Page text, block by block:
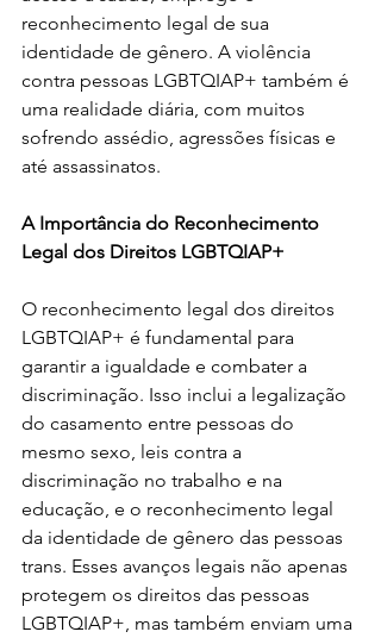
reconhecimento legal de sua
identidade de gênero. A violência
contra pessoas LGBTQIAP+ também é
uma realidade diária, com muitos
sofrendo assédio, agressões físicas e
até assassinatos.
A Importância do Reconhecimento
Legal dos Direitos LGBTQIAP+
O reconhecimento legal dos direitos
LGBTQIAP+ é fundamental para
garantir a igualdade e combater a
discriminação. Isso inclui a legalização
do casamento entre pessoas do
mesmo sexo, leis contra a
discriminação no trabalho e na
educação, e o reconhecimento legal
da identidade de gênero das pessoas
trans. Esses avanços legais não apenas
protegem os direitos das pessoas
LGBTQIAP+, mas também enviam uma